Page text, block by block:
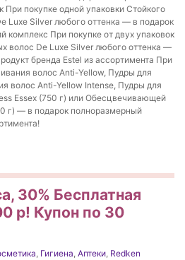
При покупке одной упаковки Стойкого
Luxe Silver любого оттенка — в подарок
комплекс При покупке от двух упаковок
волос De Luxe Silver любого оттенка —
бренда Estel из ассортимента При
волос Anti-Yellow, Пудры для
волос Anti-Yellow Intense, Пудры для
Essex (750 г) или Обесцвечивающей
г) — в подарок полноразмерный
30% Бесплатная
р! Купон по 30
, Гигиена, Аптеки, Redken